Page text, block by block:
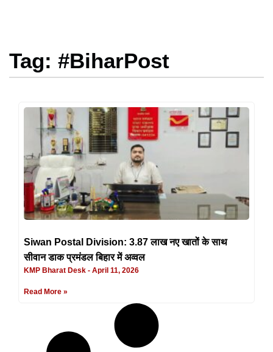
Tag: #BiharPost
Siwan Postal Division: 3.87 लाख नए खातों के साथ
सीवान डाक प्रमंडल बिहार में अव्वल
KMP Bharat Desk April 11, 2026
Read More »